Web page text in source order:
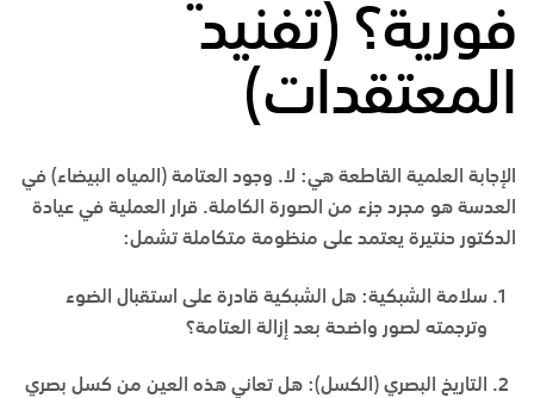
فورية؟ (تفنيد
المعتقدات)
الإجابة العلمية القاطعة هي: لا. وجود العتامة (المياه البيضاء) في
العدسة هو مجرد جزء من الصورة الكاملة. قرار العملية في عيادة
الدكتور حنتيرة يعتمد على منظومة متكاملة تشمل:
سلامة الشبكية: هل الشبكية قادرة على استقبال الضوء
وترجمته لصور واضحة بعد إزالة العتامة؟
التاريخ البصري (الكسل): هل تعاني هذه العين من كسل بصري